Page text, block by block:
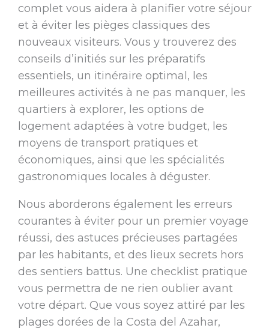
complet vous aidera à planifier votre séjour
et à éviter les pièges classiques des
nouveaux visiteurs. Vous y trouverez des
conseils d’initiés sur les préparatifs
essentiels, un itinéraire optimal, les
meilleures activités à ne pas manquer, les
quartiers à explorer, les options de
logement adaptées à votre budget, les
moyens de transport pratiques et
économiques, ainsi que les spécialités
gastronomiques locales à déguster.
Nous aborderons également les erreurs
courantes à éviter pour un premier voyage
réussi, des astuces précieuses partagées
par les habitants, et des lieux secrets hors
des sentiers battus. Une checklist pratique
vous permettra de ne rien oublier avant
votre départ. Que vous soyez attiré par les
plages dorées de la Costa del Azahar,